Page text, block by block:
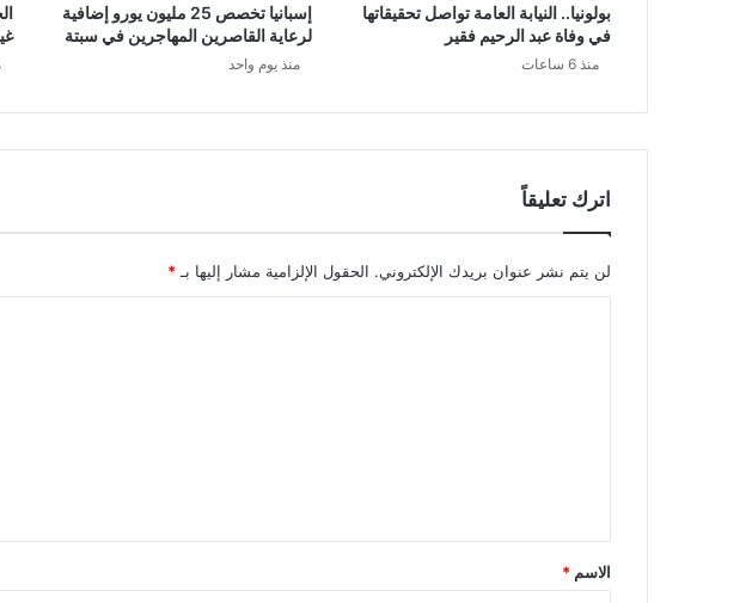
بولونيا.. النيابة العامة تواصل تحقيقاتها
في وفاة عبد الرحيم فقير
منذ 6 ساعات
إسبانيا تخصص 25 مليون يورو إضافية
لرعاية القاصرين المهاجرين في سبتة
منذ يوم واحد
اترك تعليقاً
لن يتم نشر عنوان بريدك الإلكتروني. الحقول الإلزامية مشار إليها بـ *
*
الاسم *